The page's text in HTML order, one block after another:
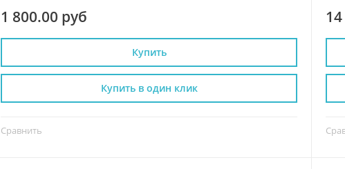
1 800.00 руб
Купить
Сравнить
Купить в один клик